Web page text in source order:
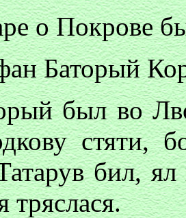
о Покрове
Баторый
был во
стяти,
бил,
тряслася.